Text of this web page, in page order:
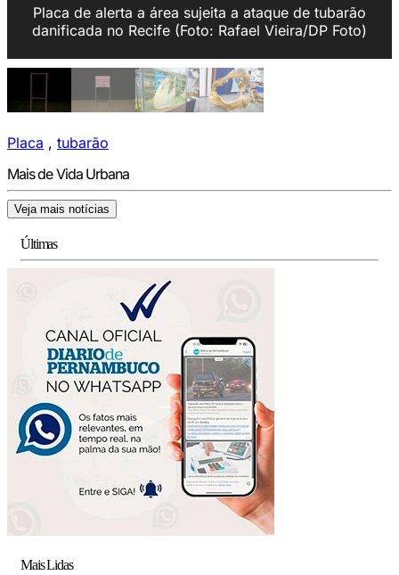
Placa de alerta a área sujeita a ataque de tubarão
danificada no Recife (Foto: Rafael Vieira/DP Foto)
Placa , tubarão
Mais de Vida Urbana
Veja mais notícias
Últimas
Mais Lidas